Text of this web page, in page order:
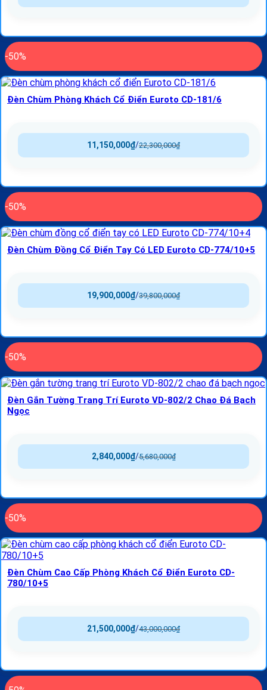
-50%
Đèn Chùm Phòng Khách Cổ Điển Euroto CD-181/6
22,300,000₫
/
11,150,000₫
-50%
Đèn Chùm Đồng Cổ Điển Tay Có LED Euroto CD-774/10+5
39,800,000₫
/
19,900,000₫
-50%
Đèn Gắn Tường Trang Trí Euroto VD-802/2 Chao Đá Bạch
Ngọc
5,680,000₫
/
2,840,000₫
-50%
Đèn Chùm Cao Cấp Phòng Khách Cổ Điển Euroto CD-
780/10+5
43,000,000₫
/
21,500,000₫